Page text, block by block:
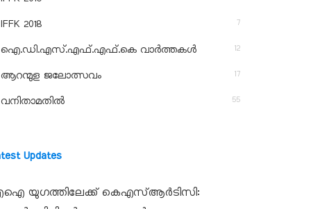
IFFK 2018 7
ഐ.ഡി.എസ്.എഫ്.എഫ്.കെ വാർത്തകൾ 12
ആറന്മുള ജലോത്സവം 17
വനിതാമതിൽ 55
Updates
യുഗത്തിലേക്ക് കെഎസ്ആർടിസി: